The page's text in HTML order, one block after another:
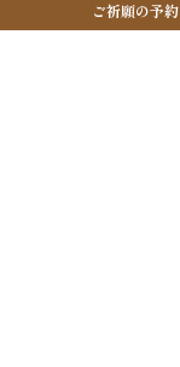
ご祈願の予約